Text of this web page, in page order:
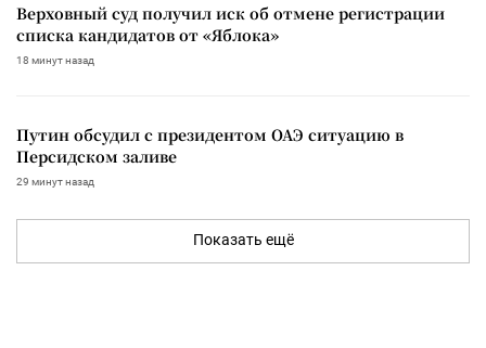
Верховный суд получил иск об отмене регистрации
списка кандидатов от «Яблока»
18 минут назад
Путин обсудил с президентом ОАЭ ситуацию в
Персидском заливе
29 минут назад
Показать ещё